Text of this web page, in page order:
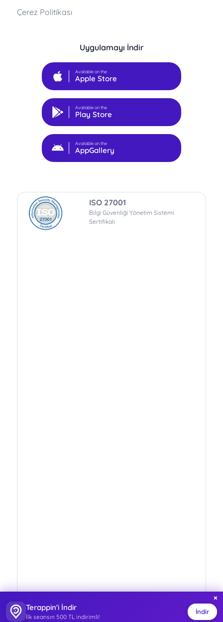
Çerez Politikası
Uygulamayı İndir
Available on the
Apple Store
Available on the
Play Store
Available on the
AppGallery
ISO 27001
Bilgi Güvenliği Yönetim Sistemi
Sertifikalı
×
Terappin'i İndir
İlk seansın 500 TL indirimli!
İndir